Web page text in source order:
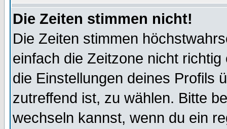
Die Zeiten stimmen nicht!
Die Zeiten stimmen
einfach die Zeitzone nicht
die Einstellungen deines Profils
zutreffend ist, zu wählen. Bitte
wechseln kannst, wenn du ein